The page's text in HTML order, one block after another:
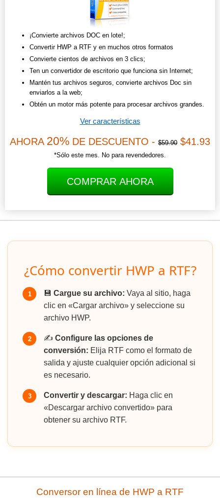
¡Convierte archivos DOC en lote!;
Convertir HWP a RTF y en muchos otros formatos
Convierte cientos de archivos en 3 clics;
Ten un convertidor de escritorio que funciona sin Internet;
Mantén tus archivos seguros, convierte archivos Doc sin
enviarlos a la web;
Obtén un motor más potente para procesar archivos grandes.
Ver características
AHORA 20% DE DESCUENTO - $59.90 $41.93
*Sólo este mes. No para revendedores.
COMPRAR AHORA
¿Cómo convertir HWP a RTF?
1 💾 Cargue su archivo: Vaya al sitio, haga
clic en «Cargar archivo» y seleccione su
archivo HWP.
2 ✍️ Configure las opciones de
conversión: Elija RTF como el formato de
salida y ajuste cualquier opción adicional si
es necesario.
3 Convertir y descargar: Haga clic en
«Descargar archivo convertido» para
obtener su archivo RTF.
Conversor en línea de HWP a RTF